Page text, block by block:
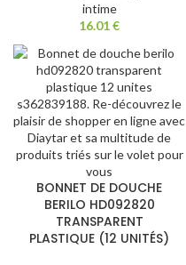
intime
16.01€
BONNET DE DOUCHE
BERILO HD092820
TRANSPARENT
PLASTIQUE (12 UNITÉS)